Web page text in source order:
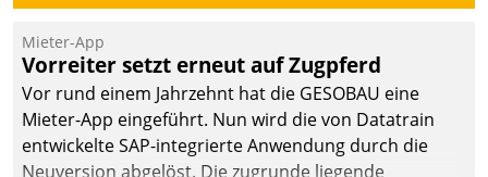
Mieter-App
Vorreiter setzt erneut auf Zugpferd
Vor rund einem Jahrzehnt hat die GESOBAU eine
Mieter-App eingeführt. Nun wird die von Datatrain
entwickelte SAP-integrierte Anwendung durch die
Neuversion abgelöst. Die zugrunde liegende